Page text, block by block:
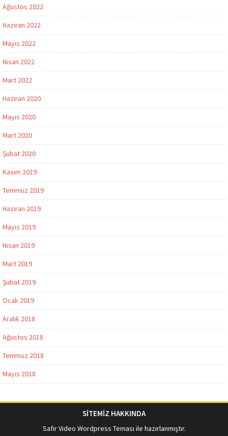
Ağustos 2022
Haziran 2022
Mayıs 2022
Nisan 2022
Mart 2022
Haziran 2020
Mayıs 2020
Mart 2020
Şubat 2020
Kasım 2019
Temmuz 2019
Haziran 2019
Mayıs 2019
Nisan 2019
Mart 2019
Şubat 2019
Ocak 2019
Aralık 2018
Ağustos 2018
Temmuz 2018
Mayıs 2018
SİTEMİZ HAKKINDA
Safir Video Wordpress Teması ile hazırlanmıştır.